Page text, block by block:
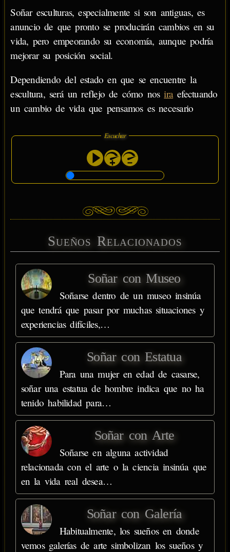
Soñar esculturas, especialmente si son antiguas, es
anuncio de que pronto se producirán cambios en su
vida, pero empeorando su economía, aunque podría
mejorar su posición social.
Dependiendo del estado en que se encuentre la
escultura, será un reflejo de cómo nosiraefectuando
un cambio de vida que pensamos es necesario
Escuchar
Sueños Relacionados
Soñar con Museo
Soñarse dentro de un museo insinúa
que tendrá que pasar por muchas situaciones y
experiencias difíciles,…
Soñar con Estatua
Para una mujer en edad de casarse,
soñar una estatua de hombre indica que no ha
tenido habilidad para…
Soñar con Arte
Soñarse en alguna actividad
relacionada con el arte o la ciencia insinúa que
en la vida real desea…
Soñar con Galería
Habitualmente, los sueños en donde
vemos galerías de arte simbolizan los sueños y